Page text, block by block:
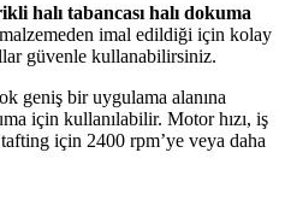
halı tabancası halı dokuma
imal edildiği için kolay
güvenle kullanabilirsiniz.
geniş bir uygulama alanına
için kullanılabilir. Motor hızı, iş
için 2400 rpm’ye veya daha